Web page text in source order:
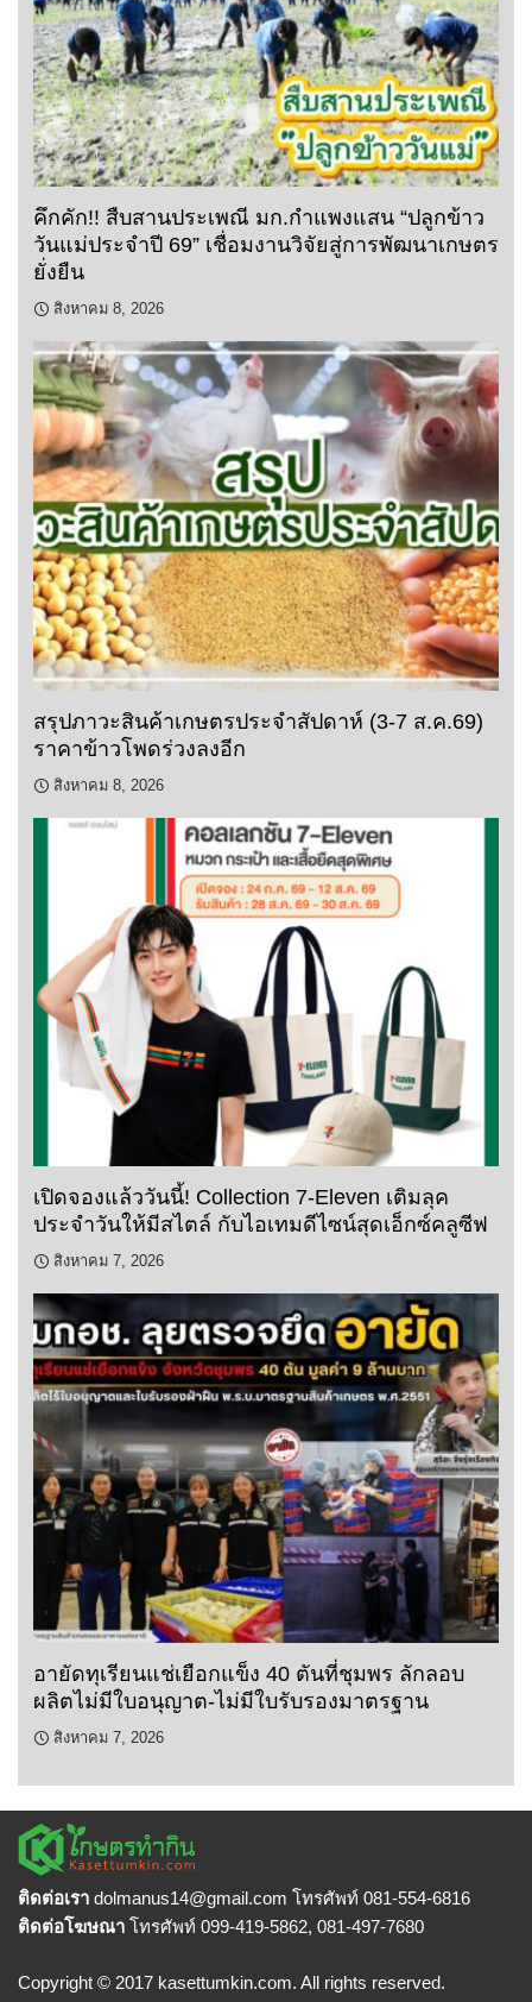
คึกคัก!! สืบสานประเพณี มก.กำแพงแสน “ปลูกข้าว
วันแม่ประจำปี 69” เชื่อมงานวิจัยสู่การพัฒนาเกษตร
ยั่งยืน
สิงหาคม 8, 2026
สรุปภาวะสินค้าเกษตรประจำสัปดาห์ (3-7 ส.ค.69)
ราคาข้าวโพดร่วงลงอีก
สิงหาคม 8, 2026
เปิดจองแล้ววันนี้! Collection 7-Eleven เติมลุค
ประจำวันให้มีสไตล์ กับไอเทมดีไซน์สุดเอ็กซ์คลูซีฟ
สิงหาคม 7, 2026
อายัดทุเรียนแช่เยือกแข็ง 40 ตันที่ชุมพร ลักลอบ
ผลิตไม่มีใบอนุญาต-ไม่มีใบรับรองมาตรฐาน
สิงหาคม 7, 2026
ติดต่อเรา dolmanus14@gmail.com โทรศัพท์ 081-554-6816
ติดต่อโฆษณา โทรศัพท์ 099-419-5862, 081-497-7680
Copyright © 2017 kasettumkin.com. All rights reserved.